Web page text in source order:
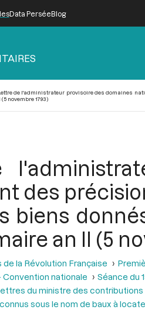
Data PerséeBlog
de l'administrateur provisoire des domaines
(5 novembre 1793)
des
biens
an II (5
la Révolution Française
Convention nationale
Séance du
du ministre des
sous le nom de baux à